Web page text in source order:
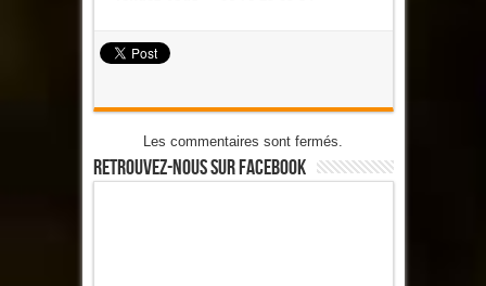
Les commentaires sont fermés.
Retrouvez-Nous Sur Facebook